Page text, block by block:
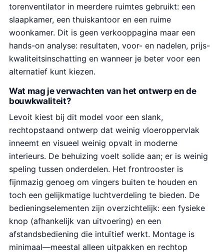
torenventilator in meerdere ruimtes gebruikt: een
slaapkamer, een thuiskantoor en een ruime
woonkamer. Dit is geen verkooppagina maar een
hands-on analyse: resultaten, voor- en nadelen, prijs-
kwaliteitsinschatting en wanneer je beter voor een
alternatief kunt kiezen.
Wat mag je verwachten van het ontwerp en de
bouwkwaliteit?
Levoit kiest bij dit model voor een slank,
rechtopstaand ontwerp dat weinig vloeroppervlak
inneemt en visueel weinig opvalt in moderne
interieurs. De behuizing voelt solide aan; er is weinig
speling tussen onderdelen. Het frontrooster is
fijnmazig genoeg om vingers buiten te houden en
toch een gelijkmatige luchtverdeling te bieden. De
bedieningselementen zijn overzichtelijk: een fysieke
knop (afhankelijk van uitvoering) en een
afstandsbediening die intuïtief werkt. Montage is
minimaal—meestal alleen uitpakken en rechtop